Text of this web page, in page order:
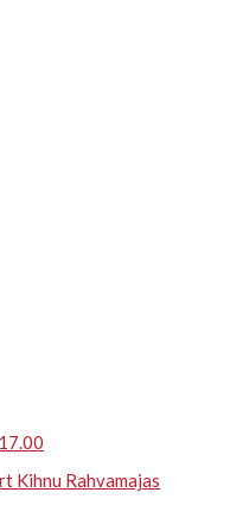
Kihnu Rahvamajas